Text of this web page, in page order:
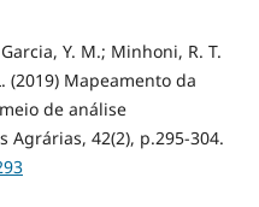
Y. M.; Minhoni, R. T.
(2019) Mapeamento da
de análise
Agrárias, 42(2), p.295-304.